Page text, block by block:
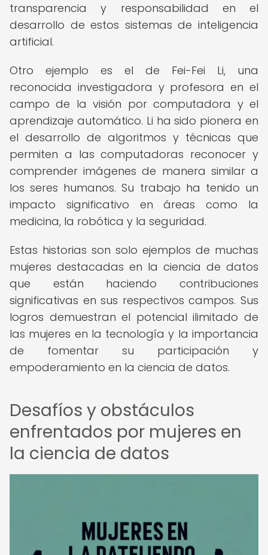
transparencia y responsabilidad en el
desarrollo de estos sistemas de inteligencia
artificial.
Otro ejemplo es el de Fei-Fei Li, una
reconocida investigadora y profesora en el
campo de la visión por computadora y el
aprendizaje automático. Li ha sido pionera en
el desarrollo de algoritmos y técnicas que
permiten a las computadoras reconocer y
comprender imágenes de manera similar a
los seres humanos. Su trabajo ha tenido un
impacto significativo en áreas como la
medicina, la robótica y la seguridad.
Estas historias son solo ejemplos de muchas
mujeres destacadas en la ciencia de datos
que están haciendo contribuciones
significativas en sus respectivos campos. Sus
logros demuestran el potencial ilimitado de
las mujeres en la tecnología y la importancia
de fomentar su participación y
empoderamiento en la ciencia de datos.
Desafíos y obstáculos
enfrentados por mujeres en
la ciencia de datos